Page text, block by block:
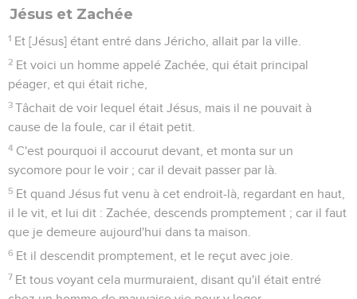
Jésus et Zachée
1 Et [Jésus] étant entré dans Jéricho, allait par la ville.
2 Et voici un homme appelé Zachée, qui était principal
péager, et qui était riche,
3 Tâchait de voir lequel était Jésus, mais il ne pouvait à
cause de la foule, car il était petit.
4 C'est pourquoi il accourut devant, et monta sur un
sycomore pour le voir ; car il devait passer par là.
5 Et quand Jésus fut venu à cet endroit-là, regardant en haut,
il le vit, et lui dit : Zachée, descends promptement ; car il faut
que je demeure aujourd'hui dans ta maison.
6 Et il descendit promptement, et le reçut avec joie.
7 Et tous voyant cela murmuraient, disant qu'il était entré